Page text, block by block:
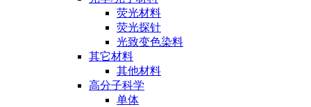
荧光材料
荧光探针
光致变色染料
其它材料
其他材料
高分子科学
单体